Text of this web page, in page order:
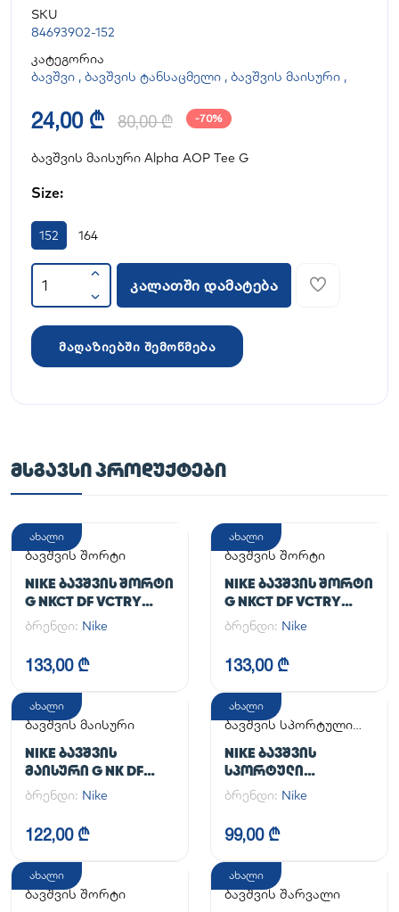
SKU
84693902-152
კატეგორია
ბავშვი , ბავშვის ტანსაცმელი , ბავშვის მაისური ,
24,00 ₾ 80,00 ₾ -70%
ბავშვის მაისური Alpha AOP Tee G
Size:
152 164
კალათში დამატება
მაღაზიებში შემოწმება
ᲛᲡᲒᲐᲕᲡᲘ ᲞᲠᲝᲓᲣᲥᲢᲔᲑᲘ
ახალი
ბავშვის შორტი
NIKE ᲑᲐᲕᲨᲕᲘᲡ ᲨᲝᲠᲢᲘ
G NKCT DF VCTRY
FLOUNCY SKRT
ბრენდი: Nike
133,00 ₾
ახალი
ბავშვის შორტი
NIKE ᲑᲐᲕᲨᲕᲘᲡ ᲨᲝᲠᲢᲘ
G NKCT DF VCTRY
FLOUNCY SKRT
ბრენდი: Nike
133,00 ₾
ახალი
ბავშვის მაისური
NIKE ᲑᲐᲕᲨᲕᲘᲡ
ᲛᲐᲘᲡᲣᲠᲘ G NK DF
ONE SS TOP
ბრენდი: Nike
122,00 ₾
ახალი
ბავშვის სპორტული
NIKE ᲑᲐᲕᲨᲕᲘᲡ
ᲡᲞᲝᲠᲢᲣᲚᲘ
ᲙᲝᲛᲞᲚᲔᲥᲢᲘ
ბრენდი: Nike
99,00 ₾
ახალი
ბავშვის შორტი
ახალი
ბავშვის შარვალი